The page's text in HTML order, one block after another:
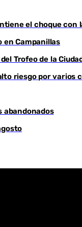
el choque
en Campanillas
Trofeo de la
riesgo por varios
abandonados